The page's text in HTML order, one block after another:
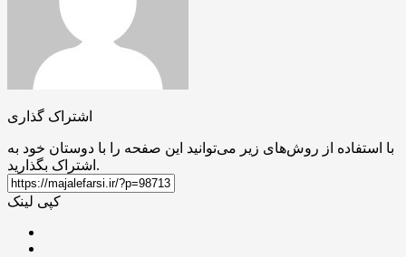
اشتراک گذاری
با استفاده از روش‌های زیر می‌توانید این صفحه را با دوستان خود به
اشتراک بگذارید.
کپی لینک